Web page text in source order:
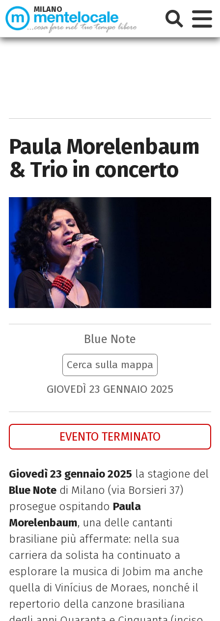
Paula Morelenbaum
& Trio in concerto
Blue Note
Cerca sulla mappa
GIOVEDÌ 23 GENNAIO 2025
EVENTO TERMINATO
Giovedì 23 gennaio 2025 la stagione del
Blue Notedi Milano (via Borsieri 37)
prosegue ospitando Paula
Morelenbaum, una delle cantanti
brasiliane più affermate: nella sua
carriera da solista ha continuato a
esplorare la musica di Jobim ma anche
quella di Vinícius de Moraes, nonché il
repertorio della canzone brasiliana
MILANO